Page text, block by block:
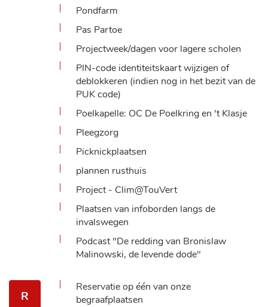
Pondfarm
Pas Partoe
Projectweek/dagen voor lagere scholen
PIN-code identiteitskaart wijzigen of
deblokkeren (indien nog in het bezit van de
PUK code)
Poelkapelle: OC De Poelkring en 't Klasje
Pleegzorg
Picknickplaatsen
plannen rusthuis
Project - Clim@TouVert
Plaatsen van infoborden langs de
invalswegen
Podcast "De redding van Bronislaw
Malinowski, de levende dode"
R
Reservatie op één van onze
begraafplaatsen